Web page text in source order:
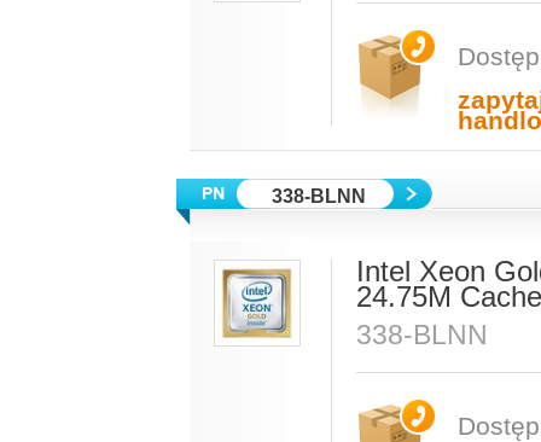
338-BLNN
Intel Xeon
24.75M
338-BLNN